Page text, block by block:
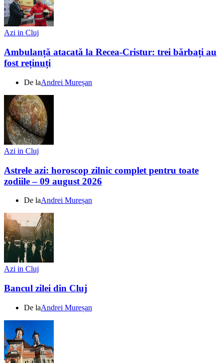
Azi in Cluj
Ambulanță atacată la Recea-Cristur: trei bărbați au
fost reținuți
De laAndrei Mureșan
Azi in Cluj
Astrele azi: horoscop zilnic complet pentru toate
zodiile – 09 august 2026
De laAndrei Mureșan
Azi in Cluj
Bancul zilei din Cluj
De laAndrei Mureșan